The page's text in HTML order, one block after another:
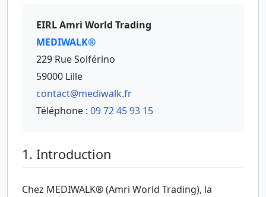
EIRL Amri World Trading
MEDIWALK®
229 Rue Solférino
59000 Lille
contact@mediwalk.fr
Téléphone : 09 72 45 93 15
1. Introduction
Chez MEDIWALK® (Amri World Trading), la